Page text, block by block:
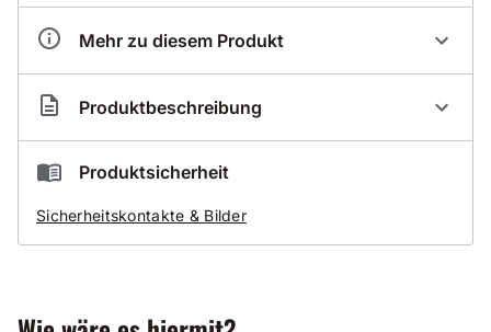
Mehr zu diesem Produkt
Artikelnummer BK070086
Produktbeschreibung
Profi-Nass-Bohrkrone 07-DIK
normal bis stark armiert
Produktsicherheit
Sicherheitskontakte & Bilder